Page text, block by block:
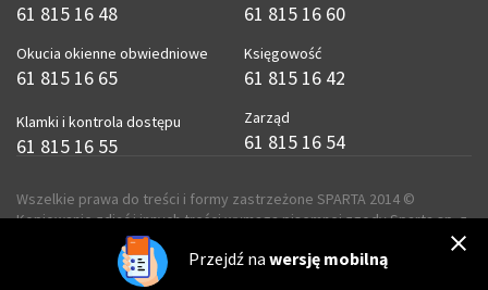
61 815 16 48
Okucia okienne obwiedniowe
61 815 16 65
Klamki i kontrola dostępu
61 815 16 55
61 815 16 60
Księgowość
61 815 16 42
Zarząd
61 815 16 54
Wszelkie prawa do treści i formy zastrzeżone SPARTA 2014 ©
Kopiowanie zdjęć i innych treści wymaga pisemnej zgody Sparta sp. z
realizacja
Przejdź na wersję mobilną